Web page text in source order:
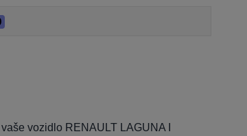
vozidlo RENAULT LAGUNA I